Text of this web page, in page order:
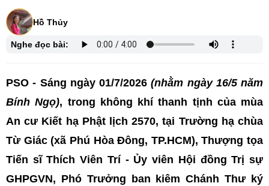
Hồ Thủy
Nghe đọc bài:
PSO - Sáng ngày 01/7/2026(nhằm ngày 16/5 năm
Bính Ngọ), trong không khí thanh tịnh của mùa
An cư Kiết hạ Phật lịch 2570, tại Trường hạ chùa
Từ Giác (xã Phú Hòa Đông, TP.HCM), Thượng tọa
Tiến sĩ Thích Viên Trí - Ủy viên Hội đồng Trị sự
GHPGVN, Phó Trưởng ban kiêm Chánh Thư ký